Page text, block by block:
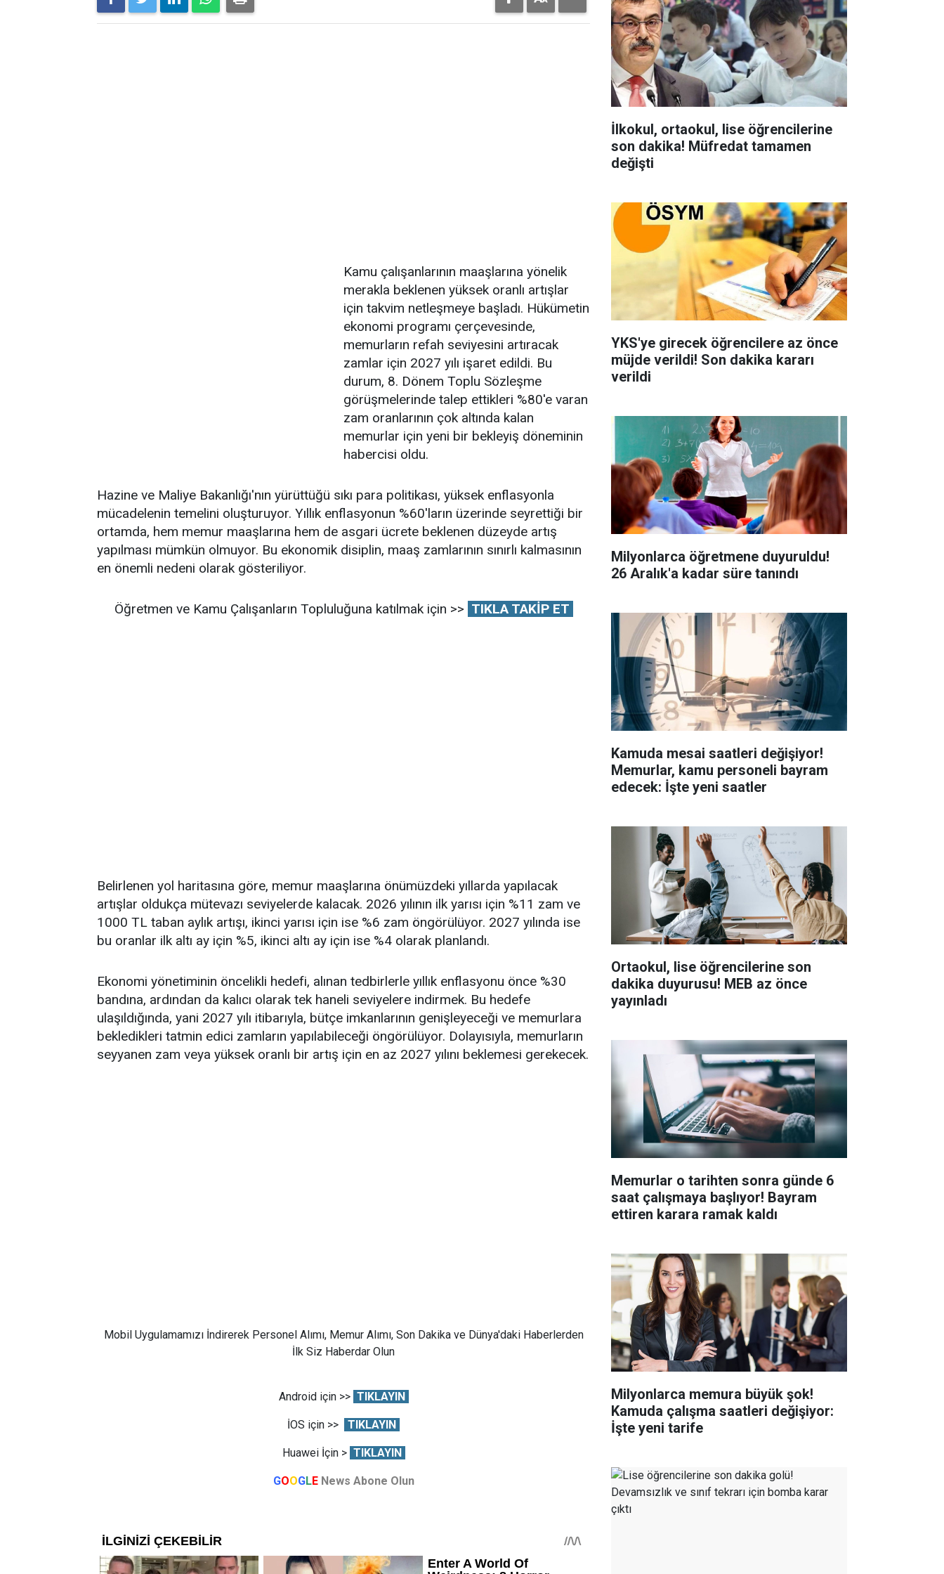
Kamu çalışanlarının maaşlarına yönelik
merakla beklenen yüksek oranlı artışlar
için takvim netleşmeye başladı. Hükümetin
ekonomi programı çerçevesinde,
memurların refah seviyesini artıracak
zamlar için 2027 yılı işaret edildi. Bu
durum, 8. Dönem Toplu Sözleşme
görüşmelerinde talep ettikleri %80'e varan
zam oranlarının çok altında kalan
memurlar için yeni bir bekleyiş döneminin
habercisi oldu.
Hazine ve Maliye Bakanlığı'nın yürüttüğü sıkı para politikası, yüksek enflasyonla
mücadelenin temelini oluşturuyor. Yıllık enflasyonun %60'ların üzerinde seyrettiği bir
ortamda, hem memur maaşlarına hem de asgari ücrete beklenen düzeyde artış
yapılması mümkün olmuyor. Bu ekonomik disiplin, maaş zamlarının sınırlı kalmasının
en önemli nedeni olarak gösteriliyor.
Öğretmen ve Kamu Çalışanların Topluluğuna katılmak için >> TIKLA TAKİP ET
Belirlenen yol haritasına göre, memur maaşlarına önümüzdeki yıllarda yapılacak
artışlar oldukça mütevazı seviyelerde kalacak. 2026 yılının ilk yarısı için %11 zam ve
1000 TL taban aylık artışı, ikinci yarısı için ise %6 zam öngörülüyor. 2027 yılında ise
bu oranlar ilk altı ay için %5, ikinci altı ay için ise %4 olarak planlandı.
Ekonomi yönetiminin öncelikli hedefi, alınan tedbirlerle yıllık enflasyonu önce %30
bandına, ardından da kalıcı olarak tek haneli seviyelere indirmek. Bu hedefe
ulaşıldığında, yani 2027 yılı itibarıyla, bütçe imkanlarının genişleyeceği ve memurlara
bekledikleri tatmin edici zamların yapılabileceği öngörülüyor. Dolayısıyla, memurların
seyyanen zam veya yüksek oranlı bir artış için en az 2027 yılını beklemesi gerekecek.
Mobil Uygulamamızı İndirerek Personel Alımı, Memur Alımı, Son Dakika ve Dünya'daki Haberlerden
İlk Siz Haberdar Olun
Android için >> TIKLAYIN
İOS için >> TIKLAYIN
Huawei İçin > TIKLAYIN
GOOGLE News Abone Olun
İlkokul, ortaokul, lise öğrencilerine
son dakika! Müfredat tamamen
değişti
YKS'ye girecek öğrencilere az önce
müjde verildi! Son dakika kararı
verildi
Milyonlarca öğretmene duyuruldu!
26 Aralık'a kadar süre tanındı
Kamuda mesai saatleri değişiyor!
Memurlar, kamu personeli bayram
edecek: İşte yeni saatler
Ortaokul, lise öğrencilerine son
dakika duyurusu! MEB az önce
yayınladı
Memurlar o tarihten sonra günde 6
saat çalışmaya başlıyor! Bayram
ettiren karara ramak kaldı
Milyonlarca memura büyük şok!
Kamuda çalışma saatleri değişiyor:
İşte yeni tarife